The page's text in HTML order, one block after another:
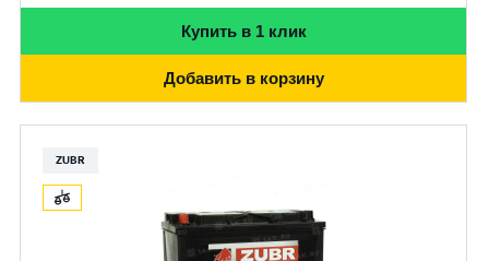
Купить в 1 клик
Добавить в корзину
ZUBR